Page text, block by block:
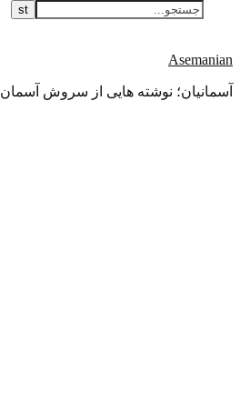
Asemanian
آسمانیان؛ نوشته هایی از سروش آسمان